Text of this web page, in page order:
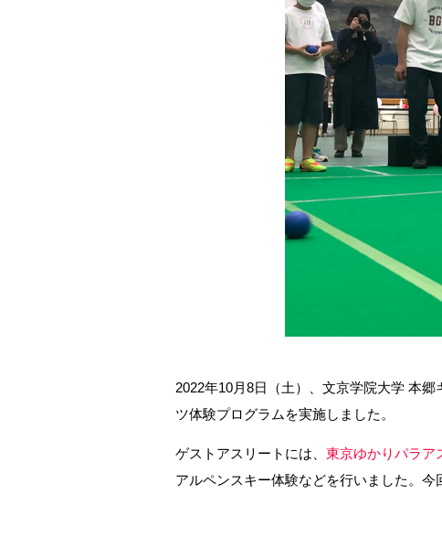
2022年10月8日（土）、文京学院大学 本
ツ体験プログラムを実施しました。
ゲストアスリートには、 東京ゆかりパラア
アルペンスキー体験などを行いました。今